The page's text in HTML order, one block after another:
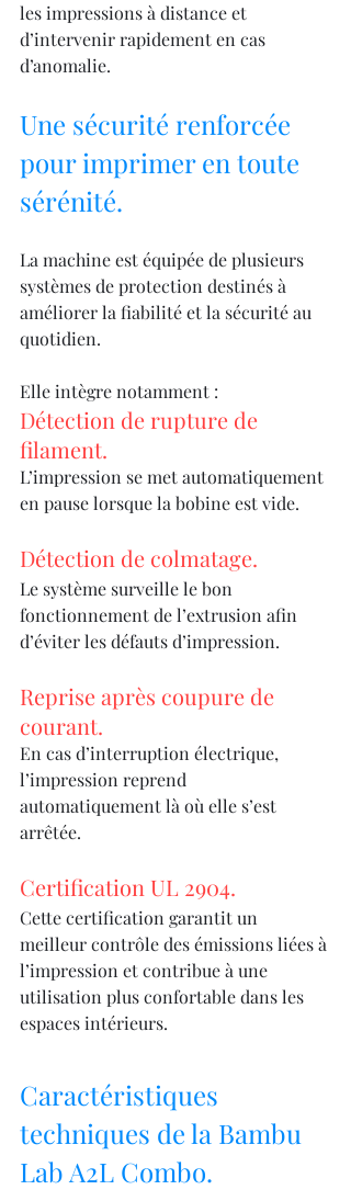
les impressions à distance et
d’intervenir rapidement en cas
d’anomalie.
Une sécurité renforcée
pour imprimer en toute
sérénité.
La machine est équipée de plusieurs
systèmes de protection destinés à
améliorer la fiabilité et la sécurité au
quotidien.
Elle intègre notamment :
Détection de rupture de
filament.
L’impression se met automatiquement
en pause lorsque la bobine est vide.
Détection de colmatage.
Le système surveille le bon
fonctionnement de l’extrusion afin
d’éviter les défauts d’impression.
Reprise après coupure de
courant.
En cas d’interruption électrique,
l’impression reprend
automatiquement là où elle s’est
arrêtée.
Certification UL 2904.
Cette certification garantit un
meilleur contrôle des émissions liées à
l’impression et contribue à une
utilisation plus confortable dans les
espaces intérieurs.
Caractéristiques
techniques de la Bambu
Lab A2L Combo.